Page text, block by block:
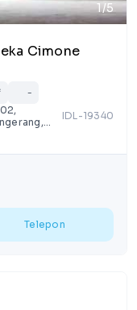
1/5
Cimone
-
IDL-19340
Telepon